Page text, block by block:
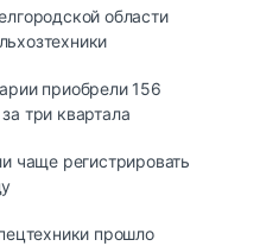
области
приобрели 156
три квартала
чаще регистрировать
прошло